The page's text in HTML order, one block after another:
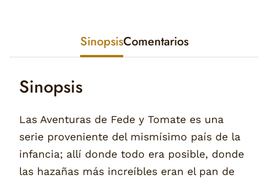
SinopsisComentarios
Sinopsis
Las Aventuras de Fede y Tomate es una
serie proveniente del mismísimo país de la
infancia; allí donde todo era posible, donde
las hazañas más increíbles eran el pan de